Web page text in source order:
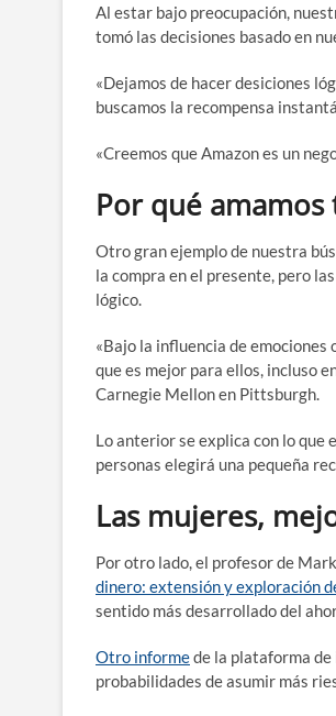
Al estar bajo preocupación,
tomó las decisiones basado en
«Dejamos de hacer desiciones
buscamos la recompensa
«Creemos que Amazon es un
Por qué
Otro gran ejemplo de nuestra
la compra en el presente, pero
lógico.
«Bajo la influencia de
que es mejor para ellos, incluso
Carnegie Mellon en Pittsburgh.
Lo anterior se explica con lo que
personas elegirá una pequeña
Las mujeres,
Por otro lado, el profesor de
dinero: extensión y exploración
sentido más desarrollado del
Otro informede la plataforma
probabilidades de asumir más